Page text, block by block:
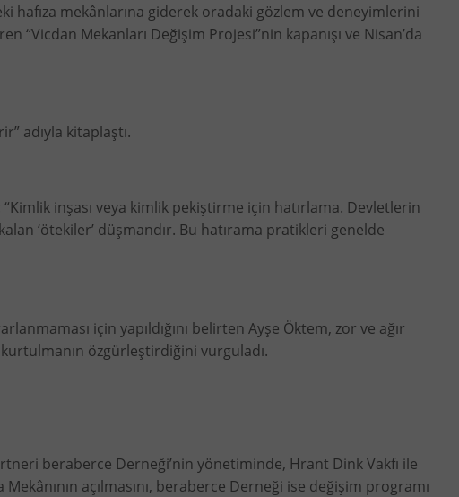
hafıza mekânlarına giderek oradaki gözlem ve deneyimlerini
“Vicdan Mekanları Değişim Projesi”nin kapanışı ve Nisan’da
adıyla kitaplaştı.
inşası veya kimlik pekiştirme için hatırlama. Devletlerin
‘ötekiler’ düşmandır. Bu hatırama pratikleri genelde
için yapıldığını belirten Ayşe Öktem, zor ve ağır
özgürleştirdiğini vurguladı.
beraberce Derneği’nin yönetiminde, Hrant Dink Vakfı ile
açılmasını, beraberce Derneği ise değişim programı